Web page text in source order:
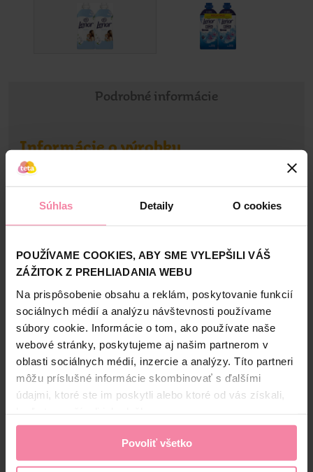
Súhlas Detaily O cookies
POUŽÍVAME COOKIES, ABY SME VYLEPŠILI VÁŠ
ZÁŽITOK Z PREHLIADANIA WEBU
Na prispôsobenie obsahu a reklám, poskytovanie funkcií
sociálnych médií a analýzu návštevnosti používame
súbory cookie. Informácie o tom, ako používate naše
webové stránky, poskytujeme aj našim partnerom v
oblasti sociálnych médií, inzercie a analýzy. Títo partneri
môžu príslušné informácie skombinovať s ďalšími
údajmi, ktoré ste im poskytli alebo ktoré od vás získali,
Povoliť všetko
Podrobné informácie
Informácie o výrobku
Hypoalergénna aviváž Lenor Sensitive poskytuje neutrálnu
pokožku, dermatologicky testované (test vykonaný na
Informácie o značke
Značka Lenor sa už mnoho rokov stará o Vašu bielizeň.
Široká paleta produktov od aviváží, pracích práškov, gélov
a kapsúl až po vonné perličky pomáha udržať sviežosť
vašej bielizne ešte dlho po vypraní. Lenor nielen perfektne
čistí, ale navyše je aj šetrný k pokožke, a teda skvelý pre
deti, alergikov a citlivé typy.
Informácie o výrobcovi
Bezpečnosť a balenie
Zloženie
High-contrast mode
Alternatívne produkty